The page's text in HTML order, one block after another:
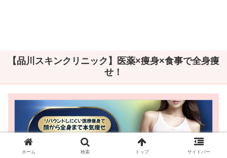
【品川スキンクリニック】医薬×痩身×食事で全身痩
せ！
ホーム 検索 トップ サイドバー